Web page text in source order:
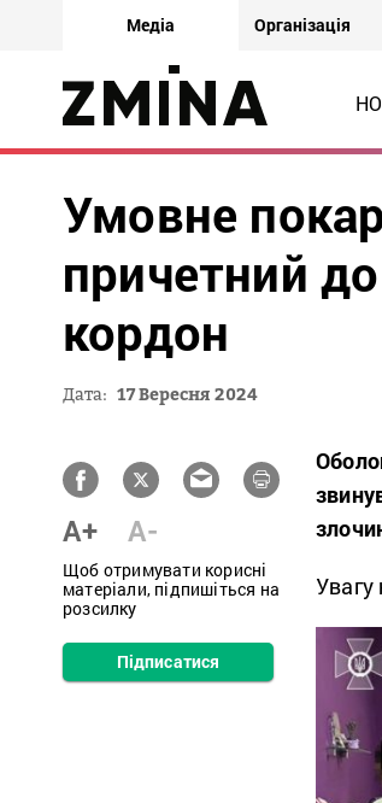
Медіа Організація
Умовне
причетний
кордон
Дата: 17 Вересня 2024
A+ A-
Щоб отримувати корисні
матеріали, підпишіться на
розсилку
Підписатися
Увагу